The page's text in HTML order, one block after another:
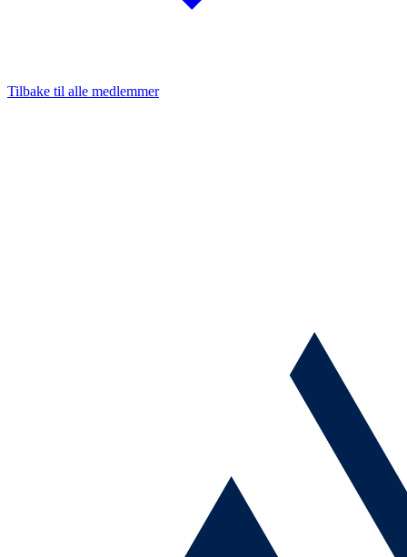
Tilbake til alle medlemmer